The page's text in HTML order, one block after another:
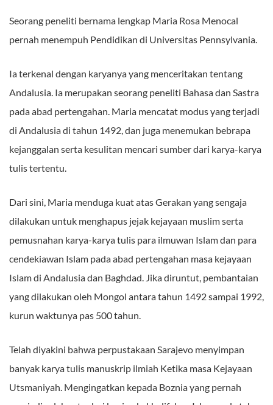
Seorang peneliti bernama lengkap Maria Rosa Menocal
pernah menempuh Pendidikan di Universitas Pennsylvania.
Ia terkenal dengan karyanya yang menceritakan tentang
Andalusia. Ia merupakan seorang peneliti Bahasa dan Sastra
pada abad pertengahan. Maria mencatat modus yang terjadi
di Andalusia di tahun 1492, dan juga menemukan bebrapa
kejanggalan serta kesulitan mencari sumber dari karya-karya
tulis tertentu.
Dari sini, Maria menduga kuat atas Gerakan yang sengaja
dilakukan untuk menghapus jejak kejayaan muslim serta
pemusnahan karya-karya tulis para ilmuwan Islam dan para
cendekiawan Islam pada abad pertengahan masa kejayaan
Islam di Andalusia dan Baghdad. Jika diruntut, pembantaian
yang dilakukan oleh Mongol antara tahun 1492 sampai 1992,
kurun waktunya pas 500 tahun.
Telah diyakini bahwa perpustakaan Sarajevo menyimpan
banyak karya tulis manuskrip ilmiah Ketika masa Kejayaan
Utsmaniyah. Mengingatkan kepada Boznia yang pernah